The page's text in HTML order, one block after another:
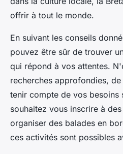
offrir à tout le monde.
En suivant les conseils
pouvez être sûr de trouver
qui répond à vos attentes.
recherches approfondies,
tenir compte de vos besoins
souhaitez vous inscrire à
organiser des balades en
ces activités sont possibles